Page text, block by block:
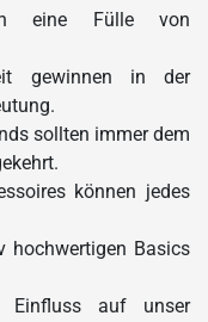
eine Fülle von
gewinnen in der
sollten immer dem
können jedes
hochwertigen Basics
Einfluss auf unser